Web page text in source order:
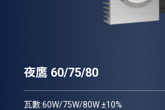
夜鷹 60/75/80
瓦數:60W/75W/80W ±10%